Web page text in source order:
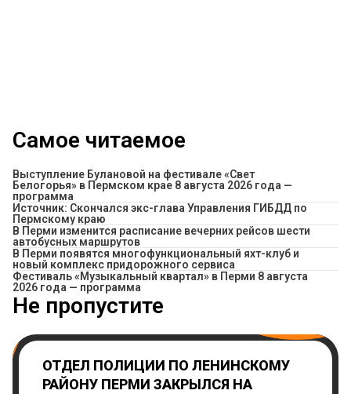
Самое читаемое
Выступление Булановой на фестивале «Свет
Белогорья» в Пермском крае 8 августа 2026 года —
программа
Источник: Скончался экс-глава Управления ГИБДД по
Пермскому краю
​В Перми изменится расписание вечерних рейсов шести
автобусных маршрутов
В Перми появятся многофункциональный яхт-клуб и
новый комплекс придорожного сервиса
Фестиваль «Музыкальный квартал» в Перми 8 августа
2026 года — программа
Не пропустите
ОТДЕЛ ПОЛИЦИИ ПО ЛЕНИНСКОМУ
РАЙОНУ ПЕРМИ ЗАКРЫЛСЯ НА